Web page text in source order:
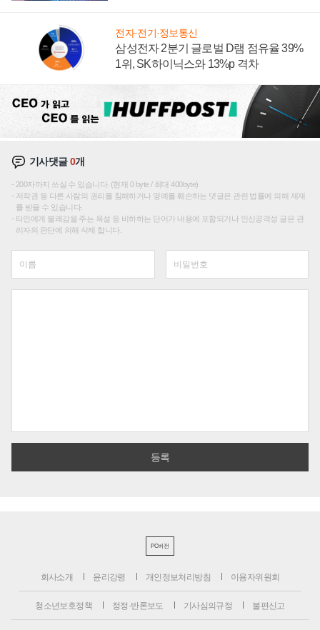
전자·전기·정보통신
삼성전자 2분기 글로벌 D램 점유율 39%
1위, SK하이닉스와 13%p 격차
기사댓글0개
200자까지 쓰실 수 있습니다. (현재 0 byte / 최대 400byte)
저작권 등 다른 사람의 권리를 침해하거나 명예를 훼손하는 댓글은 관련 법률에 의해 제재
를 받을 수 있습니다.
타인에게 불쾌감을 주는 욕설 등 비하하는 단어가 내용에 포함되거나 인신공격성 글은 관
리자의 판단에 의해 삭제 합니다.
PC버전
회사소개 윤리강령 개인정보처리방침 이용자위원회
청소년보호정책 정정·반론보도 기사심의규정 불편신고